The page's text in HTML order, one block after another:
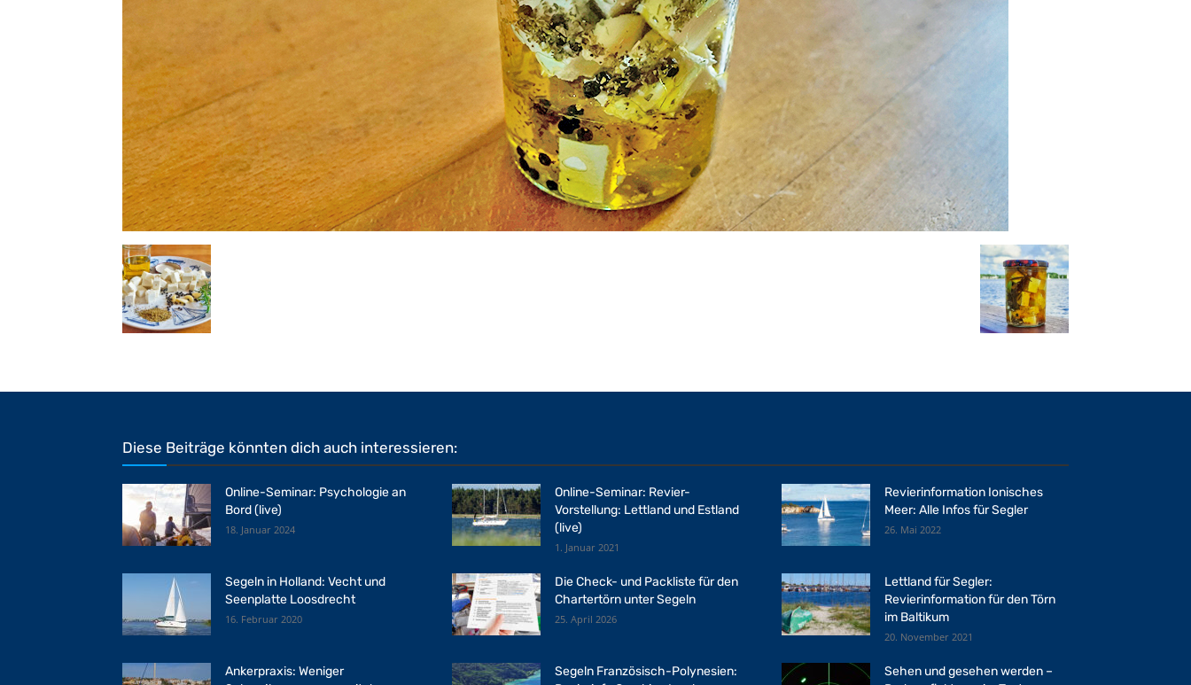
Diese Beiträge könnten dich auch interessieren:
Online-Seminar: Psychologie an
Bord (live)
18. Januar 2024
Online-Seminar: Revier-
Vorstellung: Lettland und Estland
(live)
1. Januar 2021
Revierinformation Ionisches
Meer: Alle Infos für Segler
26. Mai 2022
Segeln in Holland: Vecht und
Seenplatte Loosdrecht
16. Februar 2020
Die Check- und Packliste für den
Chartertörn unter Segeln
25. April 2026
Lettland für Segler:
Revierinformation für den Törn
im Baltikum
20. November 2021
Ankerpraxis: Weniger
Segeln Französisch-Polynesien:
Sehen und gesehen werden –